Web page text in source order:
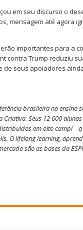
em seu discurso o
mensagem até agora
importantes para a
contra Trump reduziu
seus apoiadores
brasileira no ensino
Seus 12 600
em oito campi –
O lifelong learning,
são as bases da